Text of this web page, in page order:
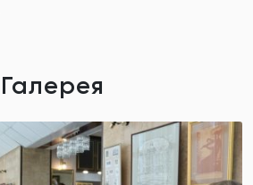
Галерея